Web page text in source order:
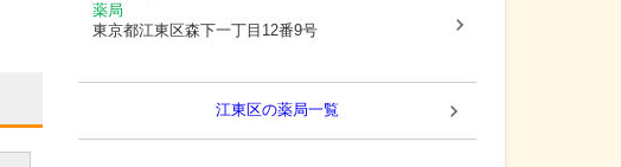
薬局
東京都江東区森下一丁目12番9号
江東区の薬局一覧